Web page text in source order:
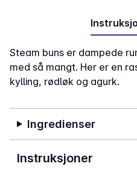
Steam buns er dampede
med så mangt. Her er en
kylling, rødløk og agurk.
Ingredienser
Instruksjoner